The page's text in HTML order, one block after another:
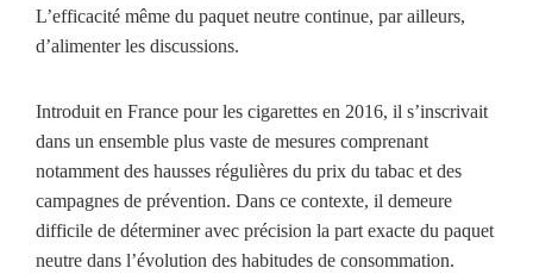
L’efficacité même du paquet neutre continue, par ailleurs,
d’alimenter les discussions.
Introduit en France pour les cigarettes en 2016, il s’inscrivait
dans un ensemble plus vaste de mesures comprenant
notamment des hausses régulières du prix du tabac et des
campagnes de prévention. Dans ce contexte, il demeure
difficile de déterminer avec précision la part exacte du paquet
neutre dans l’évolution des habitudes de consommation.